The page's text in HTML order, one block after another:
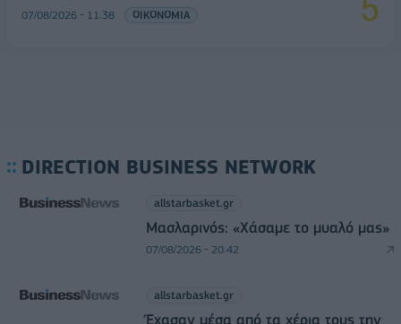
07/08/2026 - 11:38 ΟΙΚΟΝΟΜΙΑ
DIRECTION BUSINESS NETWORK
allstarbasket.gr
Μασλαρινός: «Χάσαμε το μυαλό μας»
07/08/2026 - 20:42
allstarbasket.gr
Έχασαν μέσα από τα χέρια τους την